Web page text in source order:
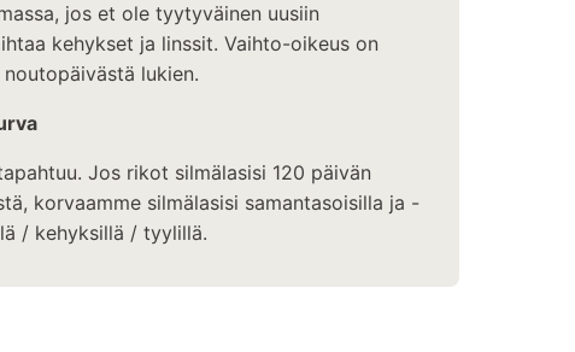
jos et ole tyytyväinen uusiin
kehykset ja linssit. Vaihto-oikeus on
lukien.
Jos rikot silmälasisi 120 päivän
korvaamme silmälasisi samantasoisilla ja -
/ kehyksillä / tyylillä.